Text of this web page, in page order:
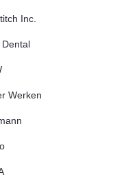
Inc.
Werken